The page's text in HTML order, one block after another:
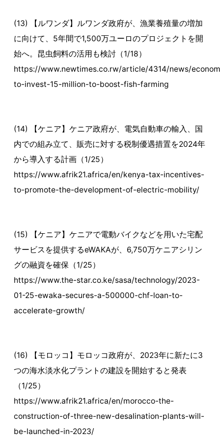
(13) 【ルワンダ】ルワンダ政府が、漁業養殖量の増加
に向けて、5年間で1,500万ユーロのプロジェクトを開
始へ。昆虫飼料の活用も検討（1/18）
https://www.newtimes.co.rw/article/4314/news/
to-invest-15-million-to-boost-fish-farming
(14) 【ケニア】ケニア政府が、電気自動車の輸入、国
内での組み立て、販売に対する税制優遇措置を2024年
から導入する計画（1/25）
https://www.afrik21.africa/en/kenya-tax-incentives-
to-promote-the-development-of-electric-mobility/
(15) 【ケニア】ケニアで電動バイクなどを用いた宅配
サービスを提供するeWAKAが、6,750万ケニアシリン
グの融資を確保（1/25）
https://www.the-star.co.ke/sasa/technology/2023-
01-25-ewaka-secures-a-500000-chf-loan-to-
accelerate-growth/
(16) 【モロッコ】モロッコ政府が、2023年に新たに3
つの海水淡水化プラントの建設を開始すると発表
（1/25）
https://www.afrik21.africa/en/morocco-the-
construction-of-three-new-desalination-plants-will-
be-launched-in-2023/